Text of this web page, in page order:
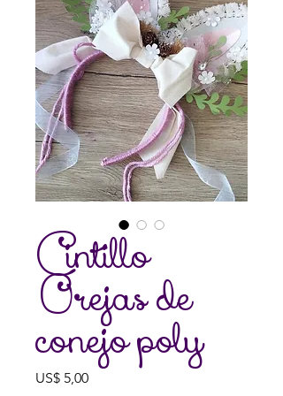
Cintillo
Orejas de
conejo poly
US$ 5,00Preço